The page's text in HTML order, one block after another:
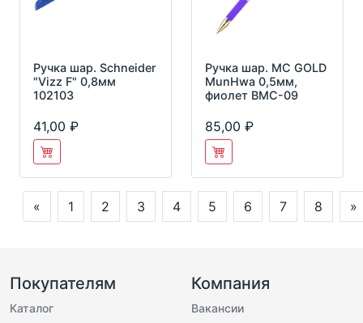
Ручка шар. Schneider
"Vizz F" 0,8мм
102103
41,00
Ручка шар. MC GOLD
MunHwa 0,5мм,
фиолет ВМС-09
85,00
« 1 2 3 4 5 6 7 8 »
Покупателям
Каталог
Компания
Вакансии